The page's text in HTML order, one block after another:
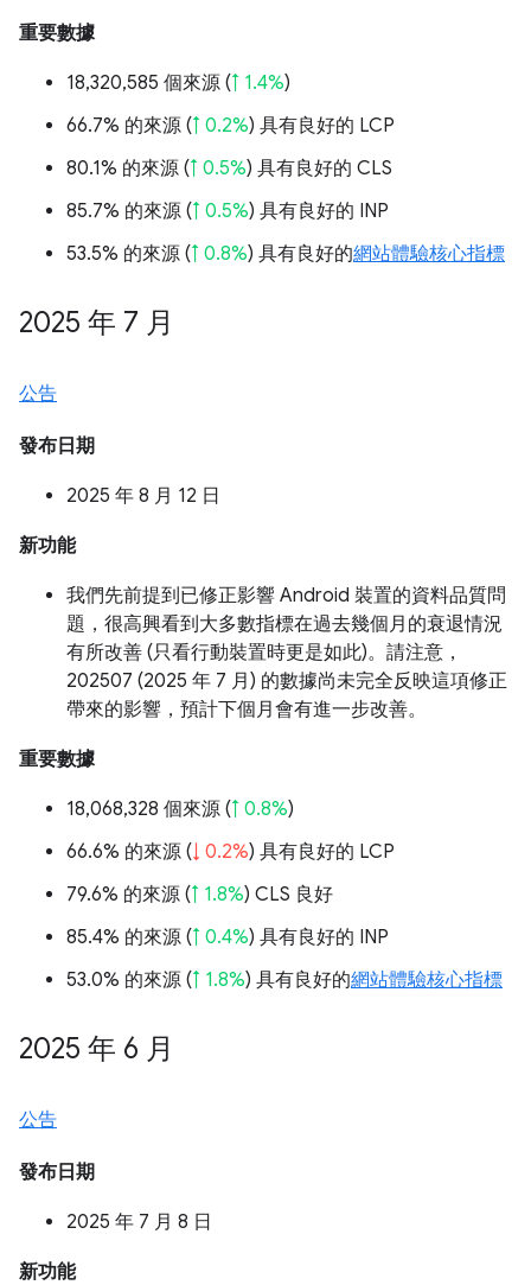
重要數據
18,320,585 個來源 (↑ 1.4%)
66.7% 的來源 (↑ 0.2%) 具有良好的 LCP
80.1% 的來源 (↑ 0.5%) 具有良好的 CLS
85.7% 的來源 (↑ 0.5%) 具有良好的 INP
53.5% 的來源 (↑ 0.8%) 具有良好的網站體驗核心指標
2025 年 7 月
公告
發布日期
2025 年 8 月 12 日
新功能
我們先前提到已修正影響 Android 裝置的資料品質問
題，很高興看到大多數指標在過去幾個月的衰退情況
有所改善 (只看行動裝置時更是如此)。請注意，
202507 (2025 年 7 月) 的數據尚未完全反映這項修正
帶來的影響，預計下個月會有進一步改善。
重要數據
18,068,328 個來源 (↑ 0.8%)
66.6% 的來源 (↓ 0.2%) 具有良好的 LCP
79.6% 的來源 (↑ 1.8%) CLS 良好
85.4% 的來源 (↑ 0.4%) 具有良好的 INP
53.0% 的來源 (↑ 1.8%) 具有良好的網站體驗核心指標
2025 年 6 月
公告
發布日期
2025 年 7 月 8 日
新功能